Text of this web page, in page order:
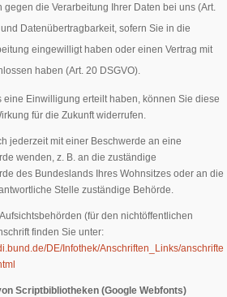
gegen die Verarbeitung Ihrer Daten bei uns (Art.
Datenübertragbarkeit, sofern Sie in die
eingewilligt haben oder einen Vertrag mit
haben (Art. 20 DSGVO).
eine Einwilligung erteilt haben, können Sie diese
für die Zukunft widerrufen.
jederzeit mit einer Beschwerde an eine
wenden, z. B. an die zuständige
des Bundeslands Ihres Wohnsitzes oder an die
Stelle zuständige Behörde.
(für den nichtöffentlichen
finden Sie unter:
DE/Infothek/Anschriften_Links/anschrifte
Scriptbibliotheken (Google Webfonts)